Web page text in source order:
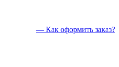
— Как оформить заказ?